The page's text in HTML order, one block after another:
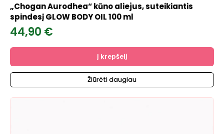
„Chogan Aurodhea“ kūno aliejus, suteikiantis
spindesį GLOW BODY OIL 100 ml
44,90 €
Į krepšelį
Žiūrėti daugiau